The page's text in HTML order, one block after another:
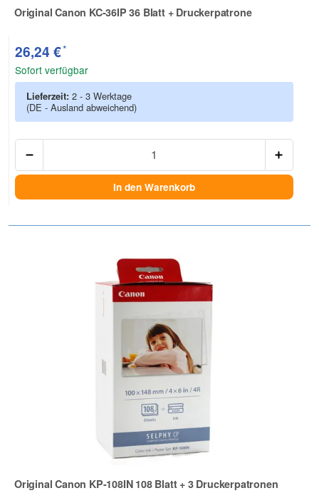
Original Canon KC-36IP 36 Blatt + Druckerpatrone
Zur Artikelbewertung
26,24 €*
Sofort verfügbar
Lieferzeit: 2 - 3 Werktage
(DE - Ausland abweichend)
In den Warenkorb
Original Canon KP-108IN 108 Blatt + 3 Druckerpatronen
Zur Artikelbewertung